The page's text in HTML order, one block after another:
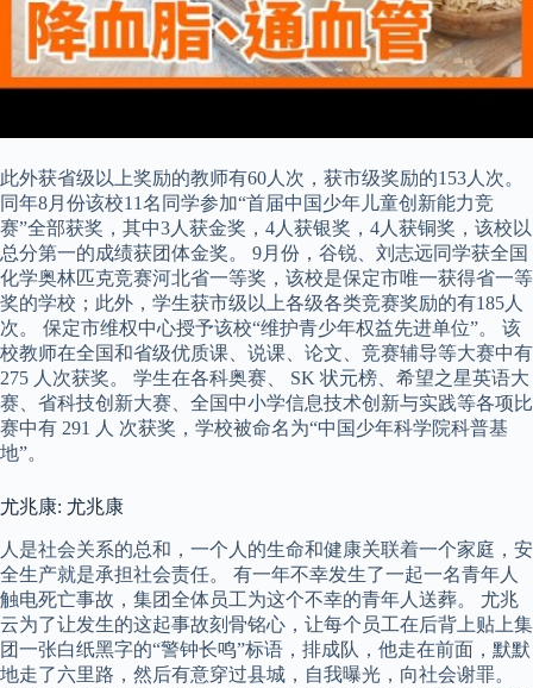
此外获省级以上奖励的教师有60人次，获市级奖励的153人次。
同年8月份该校11名同学参加“首届中国少年儿童创新能力竞
赛”全部获奖，其中3人获金奖，4人获银奖，4人获铜奖，该校以
总分第一的成绩获团体金奖。 9月份，谷锐、刘志远同学获全国
化学奥林匹克竞赛河北省一等奖，该校是保定市唯一获得省一等
奖的学校；此外，学生获市级以上各级各类竞赛奖励的有185人
次。 保定市维权中心授予该校“维护青少年权益先进单位”。 该
校教师在全国和省级优质课、说课、论文、竞赛辅导等大赛中有
275 人次获奖。 学生在各科奥赛、 SK 状元榜、希望之星英语大
赛、省科技创新大赛、全国中小学信息技术创新与实践等各项比
赛中有 291 人 次获奖，学校被命名为“中国少年科学院科普基
地”。
尤兆康: 尤兆康
人是社会关系的总和，一个人的生命和健康关联着一个家庭，安
全生产就是承担社会责任。 有一年不幸发生了一起一名青年人
触电死亡事故，集团全体员工为这个不幸的青年人送葬。 尤兆
云为了让发生的这起事故刻骨铭心，让每个员工在后背上贴上集
团一张白纸黑字的“警钟长鸣”标语，排成队，他走在前面，默默
地走了六里路，然后有意穿过县城，自我曝光，向社会谢罪。